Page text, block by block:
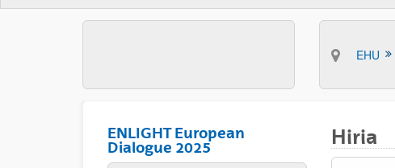
EHU
ENLIGHT European
Dialogue 2025
Hiria